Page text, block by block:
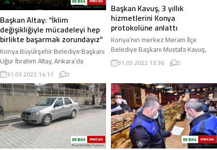
Başkan Altay: “İklim
değişikliğiyle mücadeleyi hep
birlikte başarmak zorundayız”
Konya Büyükşehir Belediye Başkanı
Uğur İbrahim Altay, Ankara’da
düzenlenen Eko İklim Zirvesi’nde
“Büyükşehirlerde Yeşil Dönüşüm”
konulu panele ...
31.03.2022 14:11 0
Başkan Kavuş, 3 yıllık
hizmetlerini Konya
protokolüne anlattı
Konya’nın merkez Meram İlçe
Belediye Başkanı Mustafa Kavuş,
son 3 yıllık süreçte ortaya koydukları
tüm çalışmaları, yatırımları ve
31.03.2022 13:36 0